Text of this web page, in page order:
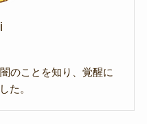
のことを知り、覚醒に
た。